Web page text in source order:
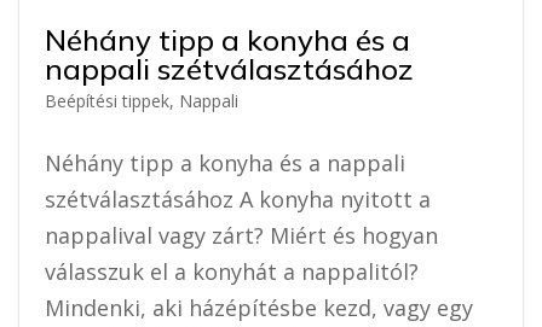
Néhány tipp a konyha és a
nappali szétválasztásához
Beépítési tippek, Nappali
Néhány tipp a konyha és a nappali
szétválasztásához A konyha nyitott a
nappalival vagy zárt? Miért és hogyan
válasszuk el a konyhát a nappalitól?
Mindenki, aki házépítésbe kezd, vagy egy